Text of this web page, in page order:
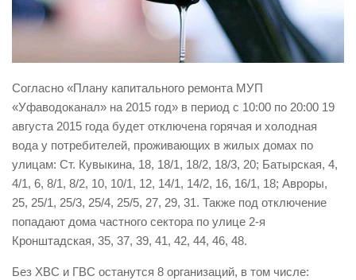
Виды деятельности
Обслуживание опасных производственных объектов
УГЗ рекомендует
Памятки населению
Как стать спасателем
Уголок гражданской обороны
Пресс-центр
СМИ о нас
Согласно «Плану капитального ремонта МУП
«Уфаводоканал» на 2015 год» в период с 10:00 по 20:00 19
августа 2015 года будет отключена горячая и холодная
вода у потребителей, проживающих в жилых домах по
улицам: Ст. Кувыкина, 18, 18/1, 18/2, 18/3, 20; Батырская, 4,
4/1, 6, 8/1, 8/2, 10, 10/1, 12, 14/1, 14/2, 16, 16/1, 18; Авроры,
25, 25/1, 25/3, 25/4, 25/5, 27, 29, 31. Также под отключение
попадают дома частного сектора по улице 2-я
Кронштадская, 35, 37, 39, 41, 42, 44, 46, 48.
Без ХВС и ГВС останутся 8 организаций, в том числе: